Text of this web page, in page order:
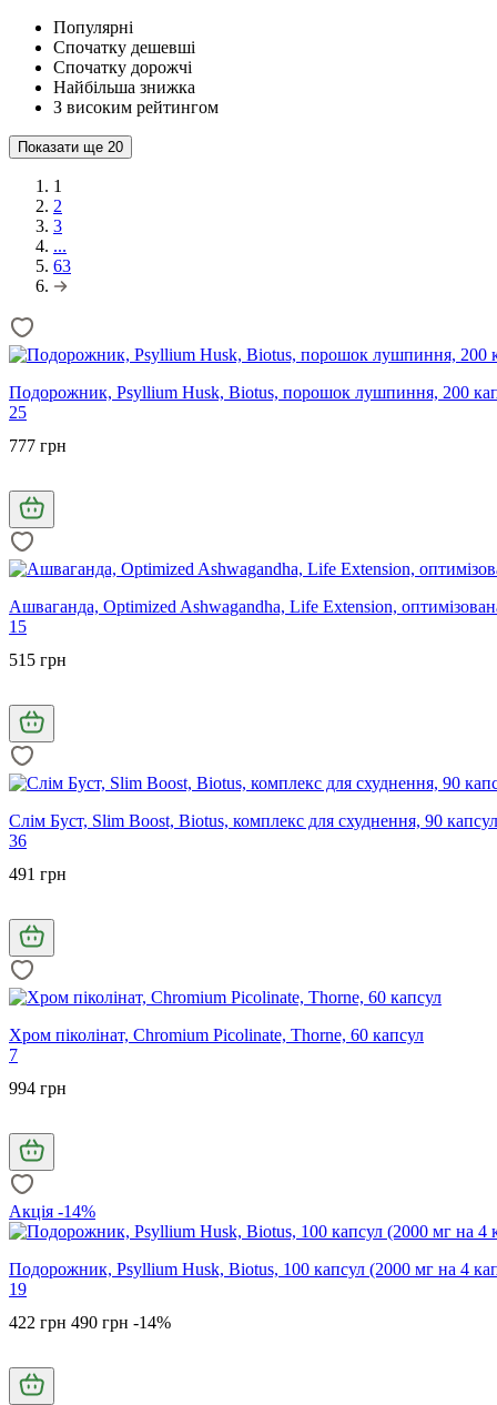
Популярні
Спочатку дешевші
Спочатку дорожчі
Найбільша знижка
З високим рейтингом
Показати ще 20
1
2
3
...
63
Подорожник, Psyllium Husk, Biotus, порошок лушпиння, 200
25
777 грн
Ашваганда, Optimized Ashwagandha, Life Extension,
15
515 грн
Слім Буст, Slim Boost, Biotus, комплекс для схуднення, 90 капсул
36
491 грн
Хром піколінат, Chromium Picolinate, Thorne, 60 капсул
7
994 грн
Акція -14%
Подорожник, Psyllium Husk, Biotus, 100 капсул (2000 мг на 4
19
422 грн 490 грн -14%